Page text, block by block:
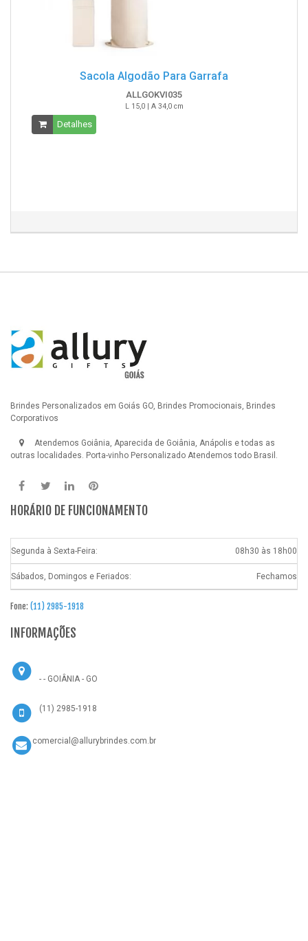
Sacola Algodão Para Garrafa
ALLGOKVI035
L 15,0 | A 34,0 cm
Detalhes
Brindes Personalizados em Goiás GO, Brindes Promocionais, Brindes
Corporativos
Atendemos Goiânia, Aparecida de Goiânia, Anápolis e todas as
outras localidades. Porta-vinho Personalizado Atendemos todo Brasil.
HORÁRIO DE FUNCIONAMENTO
Segunda à Sexta-Feira: 08h30 às 18h00
Sábados, Domingos e Feriados: Fechamos
Fone: (11) 2985-1918
INFORMAÇÕES
- - GOIÂNIA - GO
(11) 2985-1918
comercial@allurybrindes.com.br